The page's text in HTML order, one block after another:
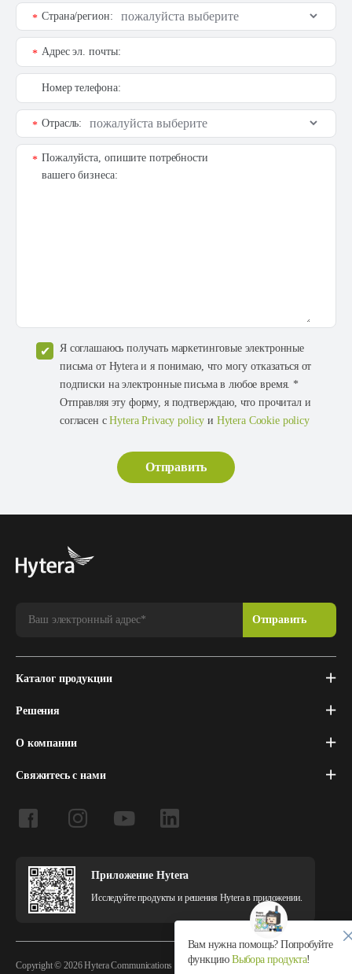
Страна/регион:
*
Адрес эл. почты:
*
Номер телефона:
Отрасль:
*
Пожалуйста, опишите потребности
вашего бизнеса:
*
Я соглашаюсь получать маркетинговые электронные
письма от Hytera и я понимаю, что могу отказаться от
подписки на электронные письма в любое время. *
Отправляя эту форму, я подтверждаю, что прочитал и
согласен сHytera Privacy policy и Hytera Cookie policy
Каталог продукции
Решения
О компании
Свяжитесь с нами
Приложение Hytera
Исследуйте продукты и решения Hytera в приложении.
Copyright © 2026 Hytera Communications Corporation Limited All Rights Reserved
Вам нужна помощь? Попробуйте
функциюВыбора продукта!